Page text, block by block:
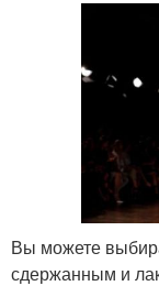
Вы можете
сдержанным и